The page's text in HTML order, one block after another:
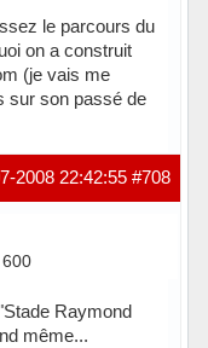
le parcours du
on a construit
(je vais me
sur son passé de
#708
2008 22:42:55
Raymond
même...